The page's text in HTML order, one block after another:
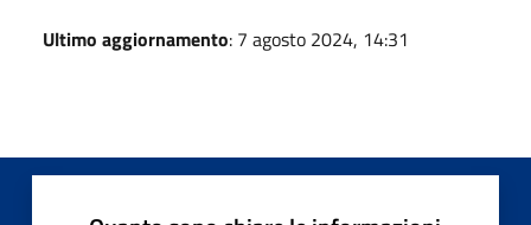
Ultimo aggiornamento: 7 agosto 2024, 14:31